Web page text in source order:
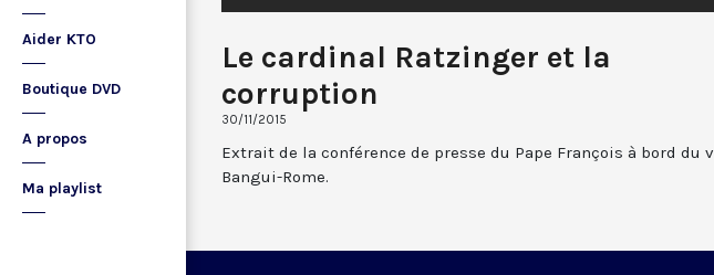
Aider KTO
Boutique DVD
A propos
Ma playlist
Le cardinal Ratzinger et la
corruption
30/11/2015
Extrait de la conférence de presse du Pape François à bord du
Bangui-Rome.